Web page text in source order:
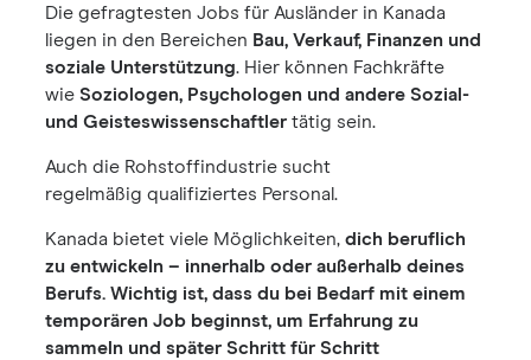
Die gefragtesten Jobs für Ausländer in Kanada
liegen in den Bereichen Bau, Verkauf, Finanzen und
soziale Unterstützung. Hier können Fachkräfte
wieSoziologen, Psychologen und andere Sozial-
und Geisteswissenschaftler tätig sein.
Auch die Rohstoffindustrie sucht
regelmäßig qualifiziertes Personal.
Kanada bietet viele Möglichkeiten,dich beruflich
zu entwickeln – innerhalb oder außerhalb deines
Berufs. Wichtig ist, dass du bei Bedarf mit einem
temporären Job beginnst, um Erfahrung zu
sammeln und später Schritt für Schritt